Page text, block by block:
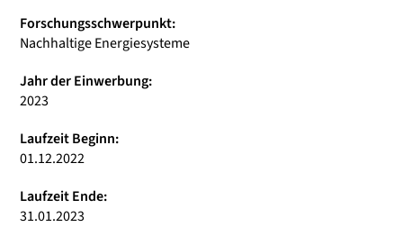
Forschungsschwerpunkt:
Nachhaltige Energiesysteme
Jahr der Einwerbung:
2023
Laufzeit Beginn:
01.12.2022
Laufzeit Ende:
31.01.2023